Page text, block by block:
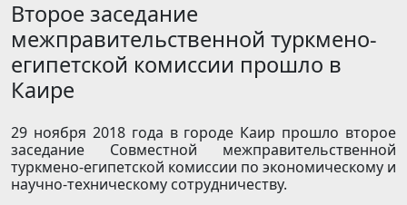
Второе заседание
межправительственной туркмено-
египетской комиссии прошло в
Каире
29 ноября 2018 года в городе Каир прошло второе
заседание Совместной межправительственной
туркмено-египетской комиссии по экономическому и
научно-техническому сотрудничеству.